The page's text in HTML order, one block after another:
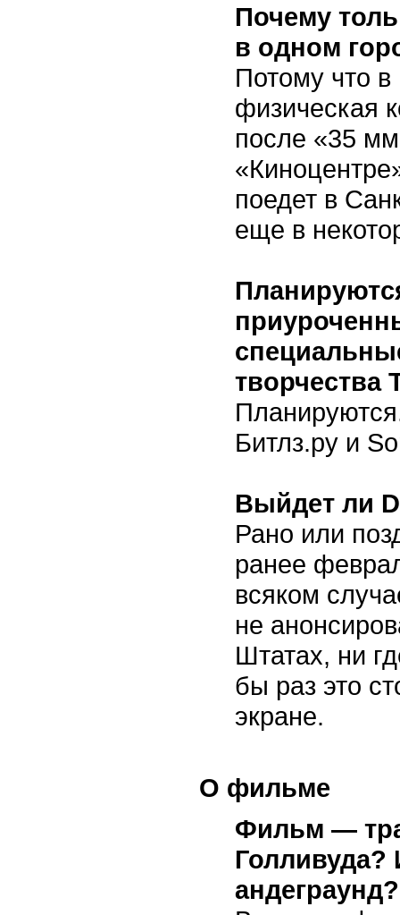
Почему
в одном
Потому что в
физическая
после «35
поедет в
еще в
творчества
Битлз.ру и
Выйдет ли
Рано или
ранее
всяком
не
Штатах, ни
бы раз это
экране.
О фильме
Фильм —
андеграунд?